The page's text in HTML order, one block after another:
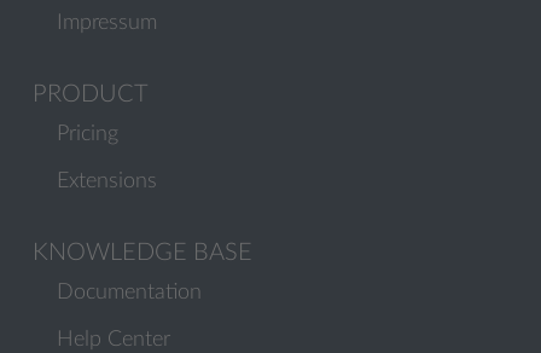
Impressum
PRODUCT
Pricing
Extensions
KNOWLEDGE BASE
Documentation
Help Center